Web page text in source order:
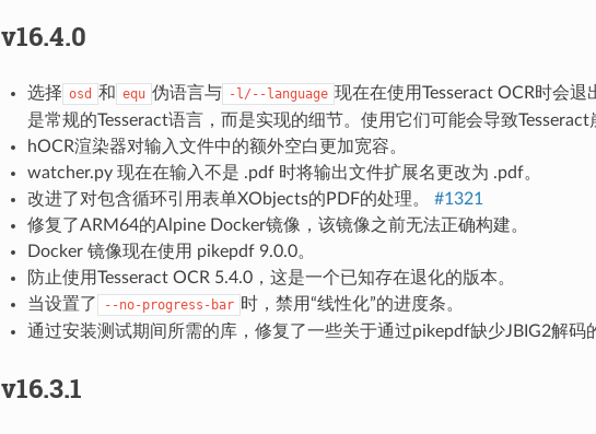
v16.4.0
选择 osd 和 equ 伪语言与 -l/--language 现在在使用Tesseract OCR时会
是常规的Tesseract语言，而是实现的细节。使用它们可能会导致Tesseract
hOCR渲染器对输入文件中的额外空白更加宽容。
watcher.py 现在在输入不是 .pdf 时将输出文件扩展名更改为 .pdf。
改进了对包含循环引用表单XObjects的PDF的处理。 #1321
修复了ARM64的Alpine Docker镜像，该镜像之前无法正确构建。
Docker 镜像现在使用 pikepdf 9.0.0。
防止使用Tesseract OCR 5.4.0，这是一个已知存在退化的版本。
当设置了
--no-progress-bar 时，禁用“线性化”的进度条。
通过安装测试期间所需的库，修复了一些关于通过pikepdf缺少JBIG2解码
v16.3.1